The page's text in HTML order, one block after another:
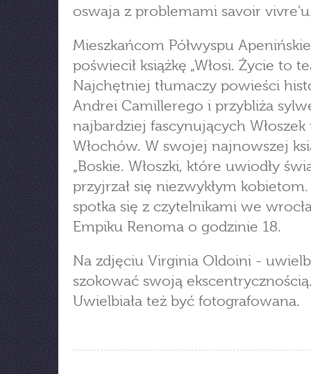
oswaja z problemami savoir
Mieszkańcom Półwyspu
poświecił książkę „Włosi. Życie to
Najchętniej tłumaczy powieści
Andrei Camillerego i przybliża
najbardziej fascynujących Włoszek
Włochów. W swojej najnowszej
„Boskie. Włoszki, które uwiodły
przyjrzał się niezwykłym
spotka się z czytelnikami we
Empiku Renoma o godzinie 18.
Na zdjęciu Virginia Oldoini -
szokować swoją
Uwielbiała też być fotografowana.